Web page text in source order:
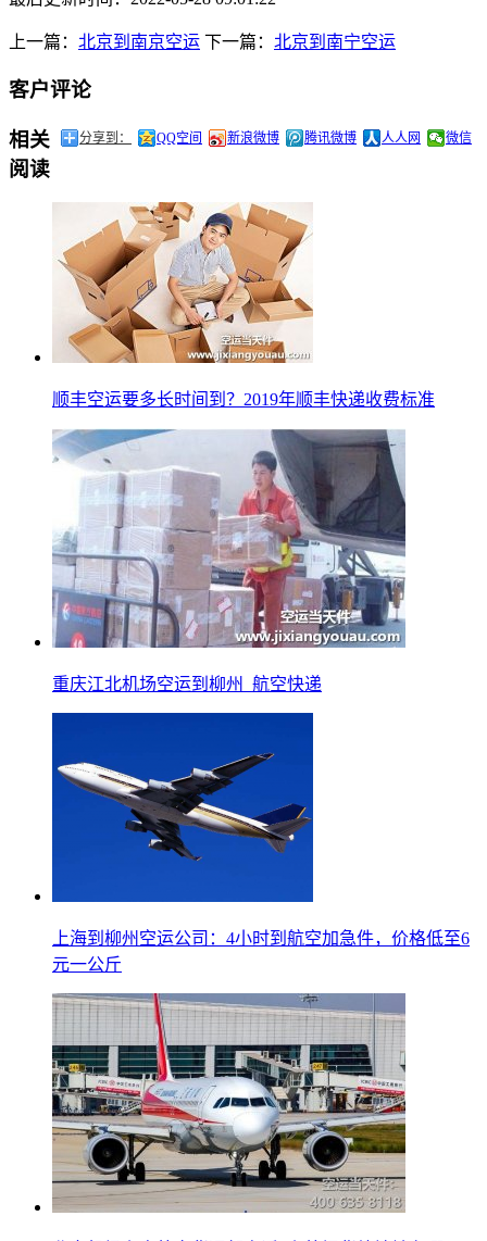
上一篇： 北京到南京空运 下一篇： 北京到南宁空运
客户评论
分享到： QQ空间 新浪微博 腾讯微博 人人网 微信
相关
阅读
顺丰空运要多长时间到？2019年顺丰快递收费标准
重庆江北机场空运到柳州_航空快递
上海到柳州空运公司：4小时到航空加急件，价格低至6
元一公斤